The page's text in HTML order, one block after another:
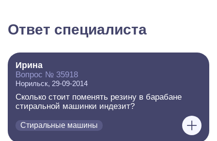
Ответ специалиста
Ирина
Вопрос № 35918
Норильск, 29-09-2014
Сколько стоит поменять резину в барабане
стиральной машинки индезит?
Стиральные машины